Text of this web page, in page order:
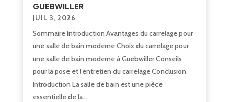
GUEBWILLER
JUIL 3, 2026
Sommaire Introduction Avantages du carrelage pour
une salle de bain moderne Choix du carrelage pour
une salle de bain moderne à Guebwiller Conseils
pour la pose et l’entretien du carrelage Conclusion
Introduction La salle de bain est une pièce
essentielle de la...